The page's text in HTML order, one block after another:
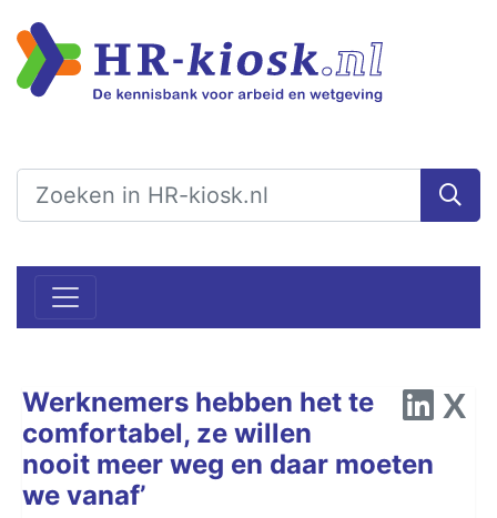
Werknemers hebben het te
comfortabel, ze willen
nooit meer weg en daar moeten
we vanaf’